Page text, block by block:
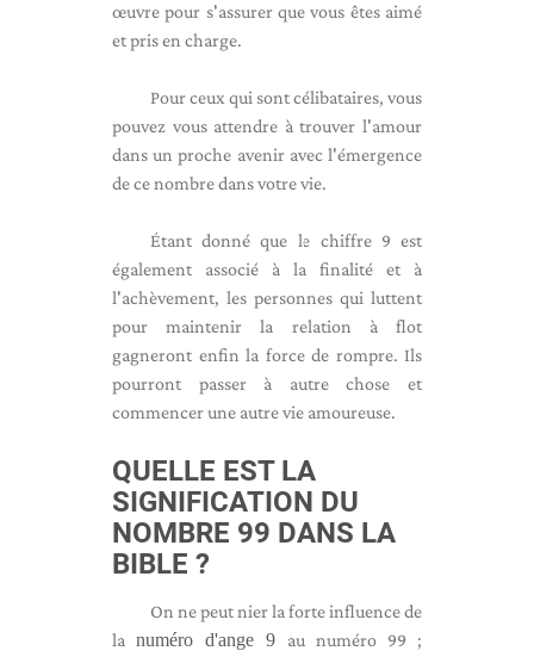
œuvre pour s'assurer que vous êtes aimé
et pris en charge.
Pour ceux qui sont célibataires, vous
pouvez vous attendre à trouver l'amour
dans un proche avenir avec l'émergence
de ce nombre dans votre vie.
Étant donné que le chiffre 9 est
également associé à la finalité et à
l'achèvement, les personnes qui luttent
pour maintenir la relation à flot
gagneront enfin la force de rompre. Ils
pourront passer à autre chose et
commencer une autre vie amoureuse.
QUELLE EST LA
SIGNIFICATION DU
NOMBRE 99 DANS LA
BIBLE ?
On ne peut nier la forte influence de
lanuméro d'ange 9 au numéro 99 ;